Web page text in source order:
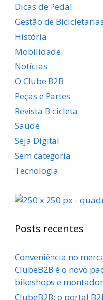
Dicas de Pedal
Gestão de Bicicletarias
História
Mobilidade
Notícias
O Clube B2B
Peças e Partes
Revista Bicicleta
Saúde
Seja Digital
Sem categoria
Tecnologia
Posts recentes
Conveniência no
ClubeB2B é o novo
bikeshops e
ClubeB2B: o portal